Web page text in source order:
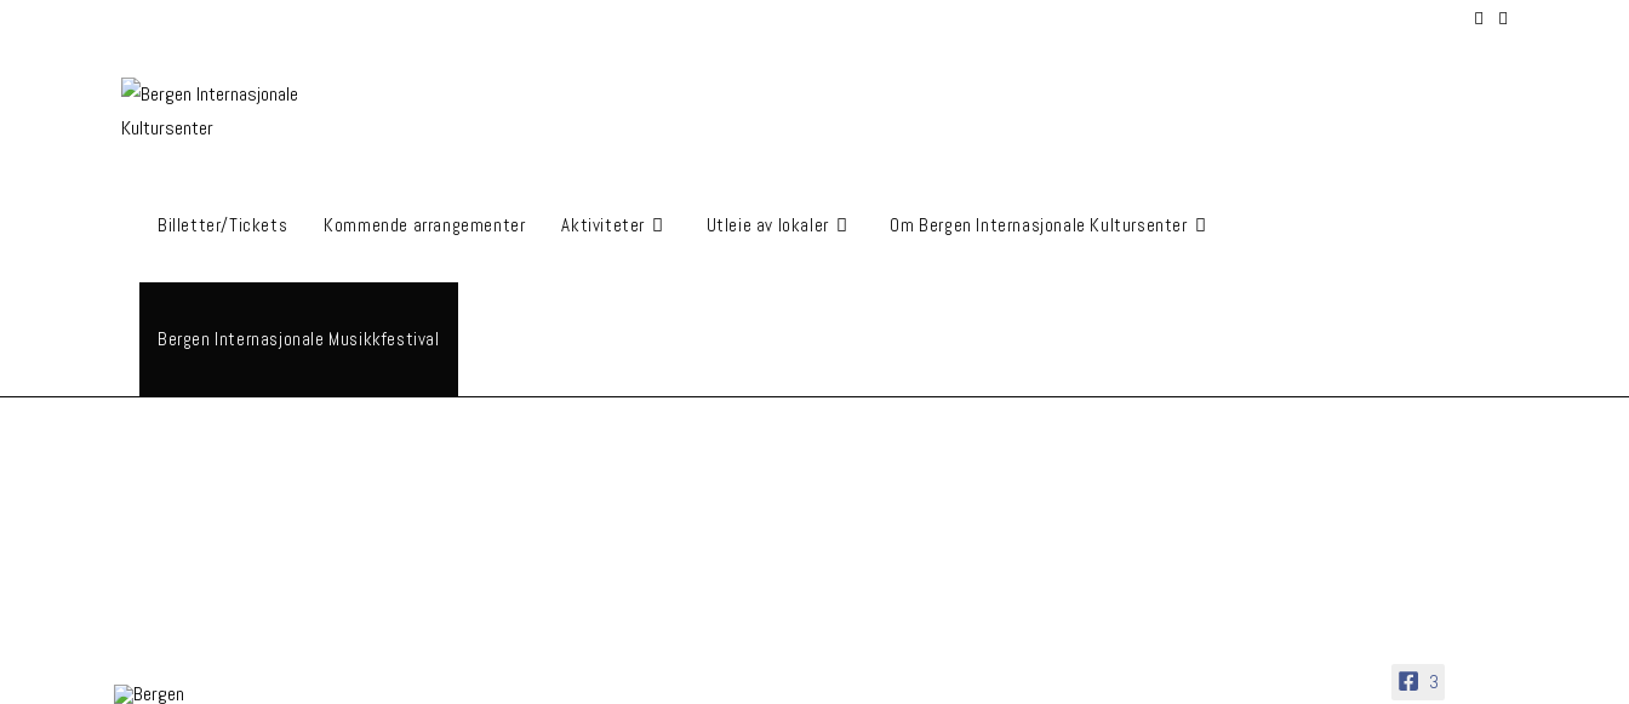
Billetter/Tickets Kommende arrangementer Aktiviteter Utleie av lokaler Om Bergen Internasjonale Kultursenter
Bergen Internasjonale Musikkfestival
3